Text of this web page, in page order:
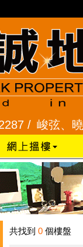
/ 峻弦、曉暉
共找到 0 個樓盤